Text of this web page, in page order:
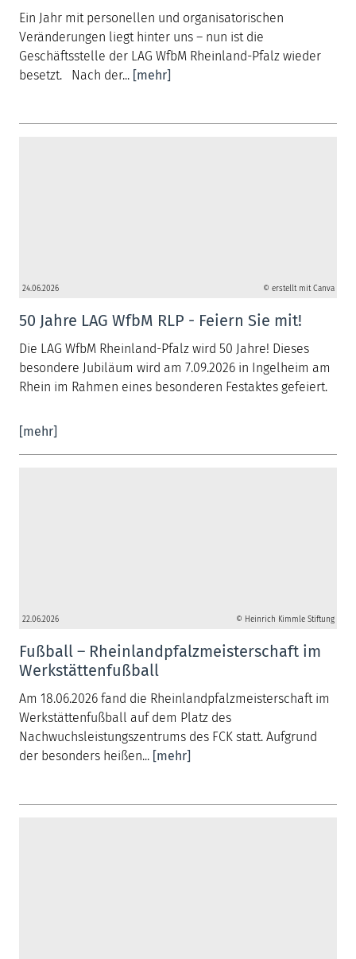
Ein Jahr mit personellen und organisatorischen
Veränderungen liegt hinter uns – nun ist die
Geschäftsstelle der LAG WfbM Rheinland-Pfalz wieder
besetzt. Nach der... [mehr]
24.06.2026 © erstellt mit Canva
50 Jahre LAG WfbM RLP - Feiern Sie mit!
Die LAG WfbM Rheinland-Pfalz wird 50 Jahre! Dieses
besondere Jubiläum wird am 7.09.2026 in Ingelheim am
Rhein im Rahmen eines besonderen Festaktes gefeiert.
[mehr]
22.06.2026 © Heinrich Kimmle Stiftung
Fußball – Rheinlandpfalzmeisterschaft im
Werkstättenfußball
Am 18.06.2026 fand die Rheinlandpfalzmeisterschaft im
Werkstättenfußball auf dem Platz des
Nachwuchsleistungszentrums des FCK statt. Aufgrund
der besonders heißen... [mehr]